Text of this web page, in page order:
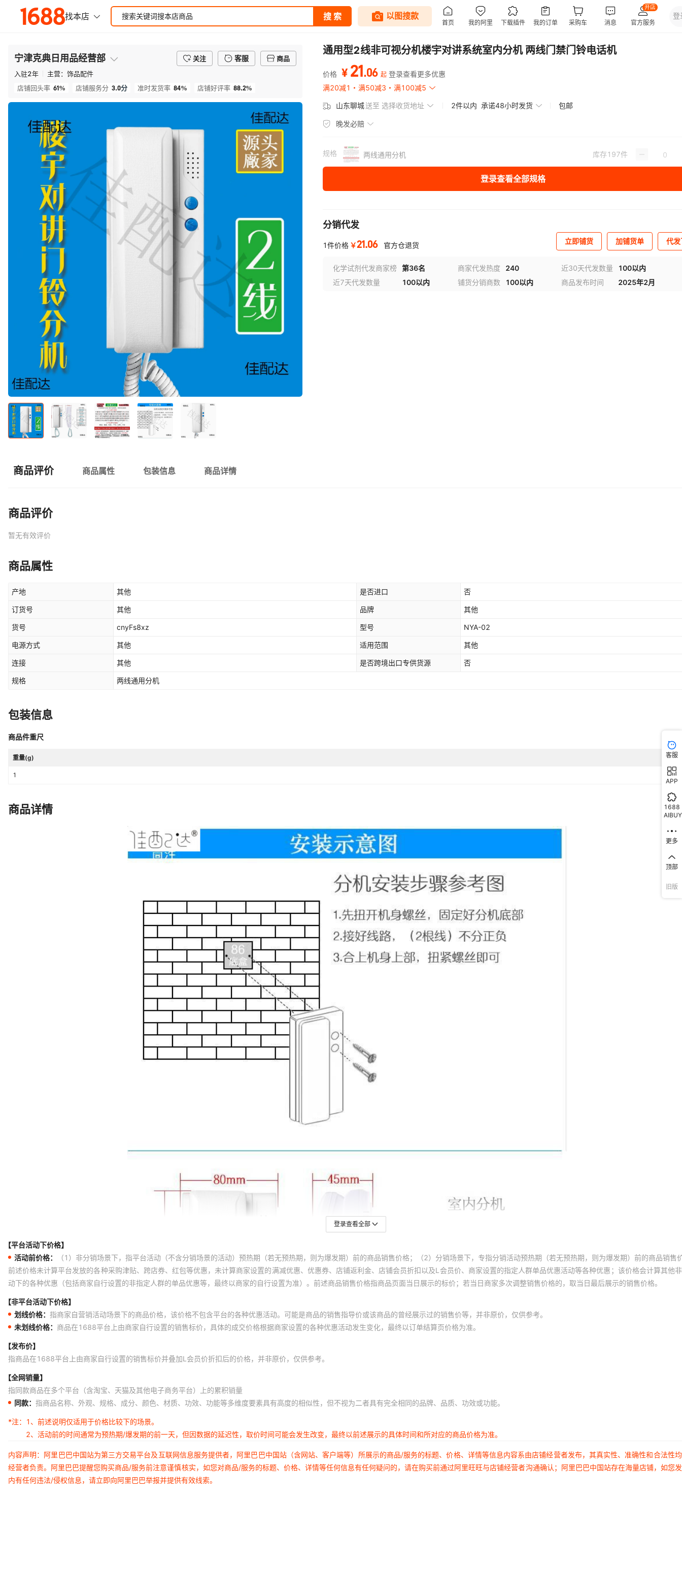
宁津克典日用品经营部 关注 客服
商品
入驻2年 主营： 饰品配件
店铺回头率 61% 店铺服务分 3.0分 准时发货率 84% 店铺好评率 88.2%
通用型2线非可视分机楼宇对讲系统室内分机 两线门禁门铃电话机
价格 ¥ 21.06 起 登录查看更多优惠
满20减1
满50减3 满100减5
山东聊城送至 选择收货地址 2件以内 承诺48小时发货 包邮
晚发必赔
规格 两线通用分机 库存197件
登录查看全部规格
分销代发
1件价格 ￥21.06 官方仓退货 立即铺货 加铺货单 代
化学试剂代发商家榜 第36名 商家代发热度 240 近30天代发数量
100以内
近7天代发数量
100以内 铺货分销商数 100以内 商品发布时间 2025年2月
商品评价 商品属性 包装信息 商品详情
商品评价
暂无有效评价
商品属性
产地 其他 是否进口 否
订货号 其他 品牌 其他
货号 cnyFs8xz 型号 NYA-02
电源方式 其他 适用范围 其他
连接 其他 是否跨境出口专供货源 否
规格 两线通用分机
包装信息
商品件重尺
重量(g)
1
商品详情
登录查看全部
【平台活动下价格】
活动前价格：
（1）非分销场景下，指平台活动（不含分销场景的活动）预热期（若无预热期，则为爆发期）前的商品销售价格；（2）分销场景下，专指分销活动预热期（若无预热期，则为爆发期）前的商品销售
前述价格未计算平台发放的各种采购津贴、跨店券、红包等优惠，未计算商家设置的满减优惠、优惠券、店铺返利金、店铺会员折扣以及L会员价、商家设置的指定人群单品优惠活动等各种优惠；该价格会计算其他
动下的各种优惠（包括商家自行设置的非指定人群的单品优惠等，最终以商家的自行设置为准）。前述商品销售价格指商品页面当日展示的标价；若当日商家多次调整销售价格的，取当日最后展示的销售价格。
【非平台活动下价格】
划线价格： 指商家自营销活动场景下的商品价格，该价格不包含平台的各种优惠活动。可能是商品的销售指导价或该商品的曾经展示过的销售价等，并非原价，仅供参考。
未划线价格： 商品在1688平台上由商家自行设置的销售标价，具体的成交价格根据商家设置的各种优惠活动发生变化，最终以订单结算页价格为准。
【发布价】
指商品在1688平台上由商家自行设置的销售标价并叠加L会员价折扣后的价格，并非原价，仅供参考。
【全网销量】
指同款商品在多个平台（含淘宝、天猫及其他电子商务平台）上的累积销量
同款： 指商品名称、外观、规格、成分、颜色、材质、功效、功能等多维度要素具有高度的相似性，但不视为二者具有完全相同的品牌、品质、功效或功能。
*注：
1、前述说明仅适用于价格比较下的场景。
2、活动前的时间通常为预热期/爆发期的前一天，但因数据的延迟性，取价时间可能会发生改变，最终以前述展示的具体时间和所对应的商品价格为准。
内容声明：阿里巴巴中国站为第三方交易平台及互联网信息服务提供者，阿里巴巴中国站（含网站、客户端等）所展示的商品/服务的标题、价格、详情等信息内容系由店铺经营者发布，其真实性、准确性和合法性
经营者负责。阿里巴巴提醒您购买商品/服务前注意谨慎核实，如您对商品/服务的标题、价格、详情等任何信息有任何疑问的，请在购买前通过阿里旺旺与店铺经营者沟通确认；阿里巴巴中国站存在海量店铺，如您
内有任何违法/侵权信息，请立即向阿里巴巴举报并提供有效线索。
客服
APP
1688
AIBUY
更多
顶部
旧版